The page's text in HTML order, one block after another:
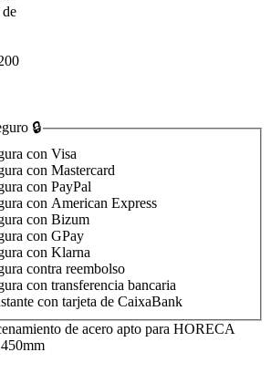
🔒
de acero apto para HORECA